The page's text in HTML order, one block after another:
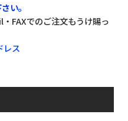
い。
FAXでのご注文もうけ賜っ
レス